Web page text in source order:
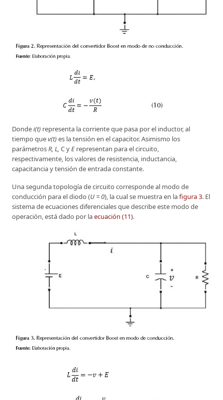
Dondei(t) representa la corriente que pasa por el inductor, al
tiempo quev(t)es la tensión en el capacitor. Asimismo los
parámetrosR, L, C yE representan para el circuito,
respectivamente, los valores de resistencia, inductancia,
capacitancia y tensión de entrada constante.
Una segunda topología de circuito corresponde al modo de
conducción para el diodo (U = 0), la cual se muestra en lafigura 3. El
sistema de ecuaciones diferenciales que describe este modo de
operación, está dado por laecuación (11).